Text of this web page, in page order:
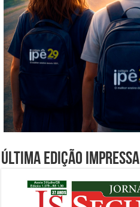
Última edição impressa